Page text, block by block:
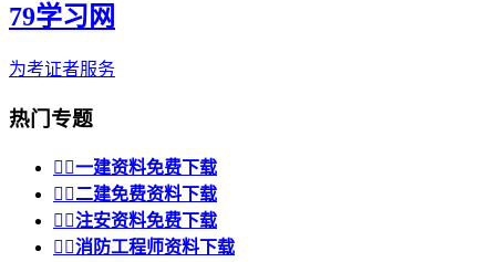
79学习网
为考证者服务
热门专题
 一建资料免费下载
 二建免费资料下载
 注安资料免费下载
 消防工程师资料下载